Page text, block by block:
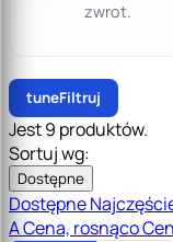
zwrot.
tuneFiltruj
Jest 9 produktów.
Sortuj wg:
Dostępne
Dostępne
ACena, rosnąco